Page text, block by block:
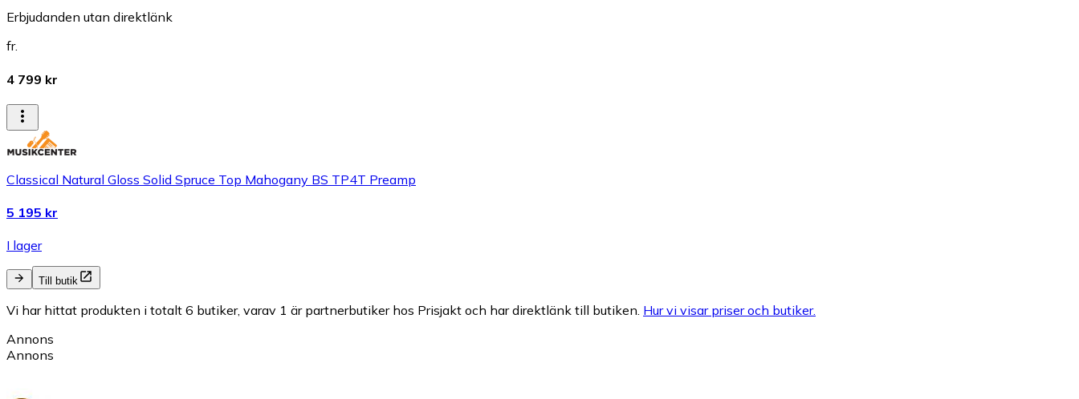
Erbjudanden utan direktlänk
fr.
4 799 kr
Classical Natural Gloss Solid Spruce Top Mahogany BS TP4T Preamp
5 195 kr
I lager
Till butik
Vi har hittat produkten i totalt 6 butiker, varav 1 är partnerbutiker hos Prisjakt och har direktlänk till butiken. Hur vi visar priser och butiker.
Annons
Annons